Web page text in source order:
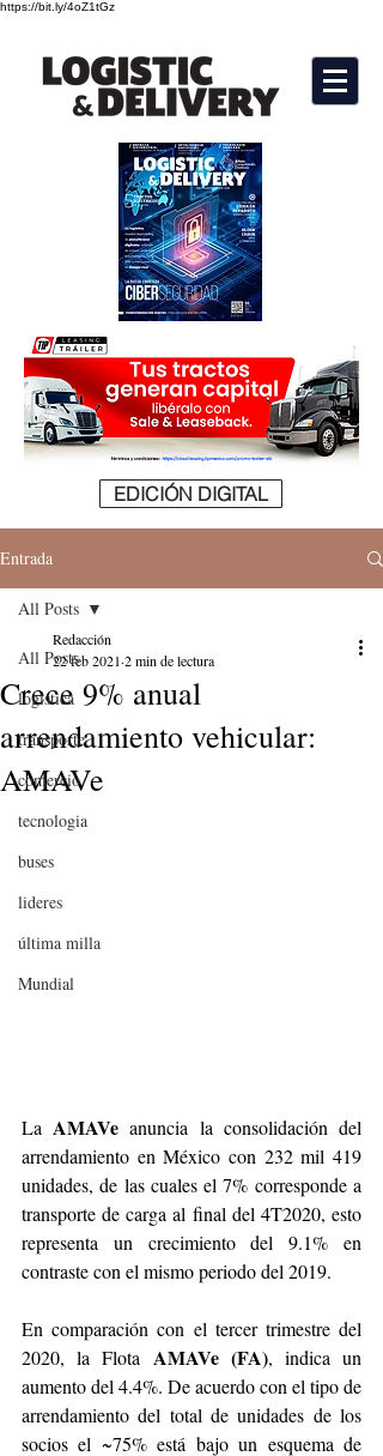
https://bit.ly/4oZ1tGz
EDICIÓN DIGITAL
Entrada
All Posts
logistica
transporte
comercio
tecnologia
buses
lideres
última milla
Mundial
All Posts
Crece 9% anual
arrendamiento vehicular:
AMAVe
Redacción
22 feb 2021 2 min de lectura
La AMAVe anuncia la consolidación del
arrendamiento en México con 232 mil 419
unidades, de las cuales el 7% corresponde a
transporte de carga al final del 4T2020, esto
representa un crecimiento del 9.1% en
contraste con el mismo periodo del 2019.
En comparación con el tercer trimestre del
2020, la Flota AMAVe (FA), indica un
aumento del 4.4%. De acuerdo con el tipo de
arrendamiento del total de unidades de los